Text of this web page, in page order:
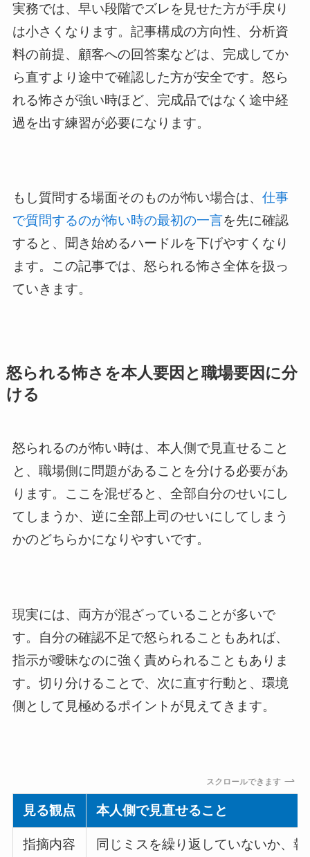
実務では、早い段階でズレを見せた方が手戻り
は小さくなります。記事構成の方向性、分析資
料の前提、顧客への回答案などは、完成してか
ら直すより途中で確認した方が安全です。怒ら
れる怖さが強い時ほど、完成品ではなく途中経
過を出す練習が必要になります。
もし質問する場面そのものが怖い場合は、 仕事
で質問するのが怖い時の最初の一言を先に確認
すると、聞き始めるハードルを下げやすくなり
ます。この記事では、怒られる怖さ全体を扱っ
ていきます。
怒られる怖さを本人要因と職場要因に分
ける
怒られるのが怖い時は、本人側で見直せること
と、職場側に問題があることを分ける必要があ
ります。ここを混ぜると、全部自分のせいにし
てしまうか、逆に全部上司のせいにしてしまう
かのどちらかになりやすいです。
現実には、両方が混ざっていることが多いで
す。自分の確認不足で怒られることもあれば、
指示が曖昧なのに強く責められることもありま
す。切り分けることで、次に直す行動と、環境
側として見極めるポイントが見えてきます。
スクロールできます
見る観点 本人側で見直せること
指摘内容 同じミスを繰り返していないか、